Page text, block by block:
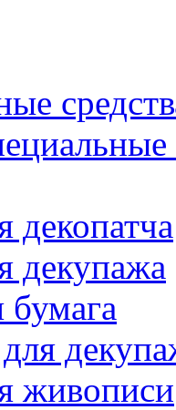
декопатча
декупажа
бумага
живописи